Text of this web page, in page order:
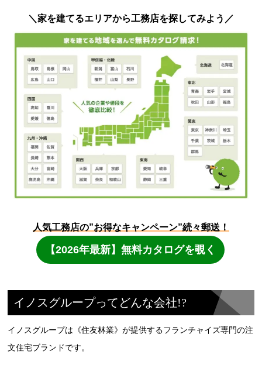
イノスグループってどんな会社!?
イノスグループは《住友林業》が提供するフランチャイズ専門の注
文住宅ブランドです。